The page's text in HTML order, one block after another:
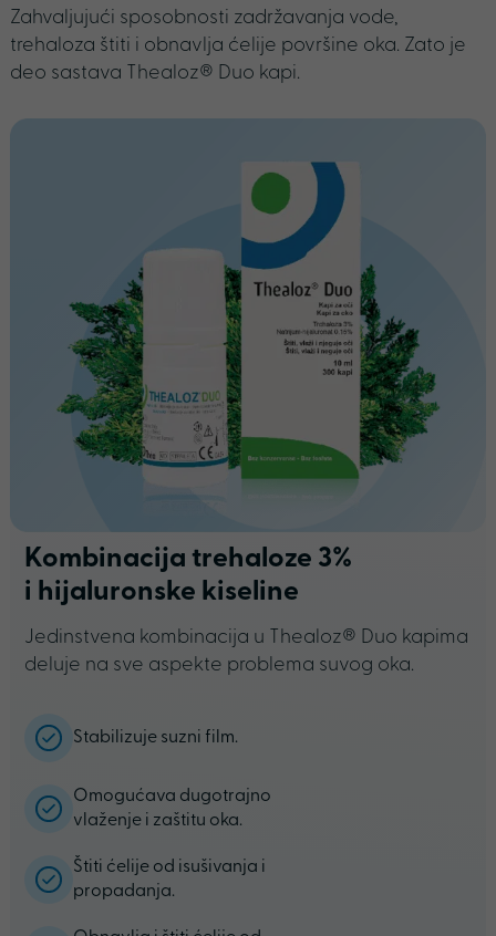
Zahvaljujući sposobnosti zadržavanja vode,
trehaloza štiti i obnavlja ćelije površine oka. Zato je
deo sastava Thealoz® Duo kapi.
Kombinacija trehaloze 3%
i hijaluronske kiseline
Jedinstvena kombinacija u Thealoz® Duo kapima
deluje na sve aspekte problema suvog oka.
Stabilizuje suzni film.
Omogućava dugotrajno
vlaženje i zaštitu oka.
Štiti ćelije od isušivanja i
propadanja.